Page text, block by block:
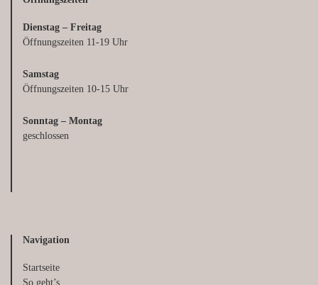
Dienstag – Freitag
Öffnungszeiten 11-19 Uhr
Samstag
Öffnungszeiten 10-15 Uhr
Sonntag – Montag
geschlossen
Navigation
Startseite
So geht’s